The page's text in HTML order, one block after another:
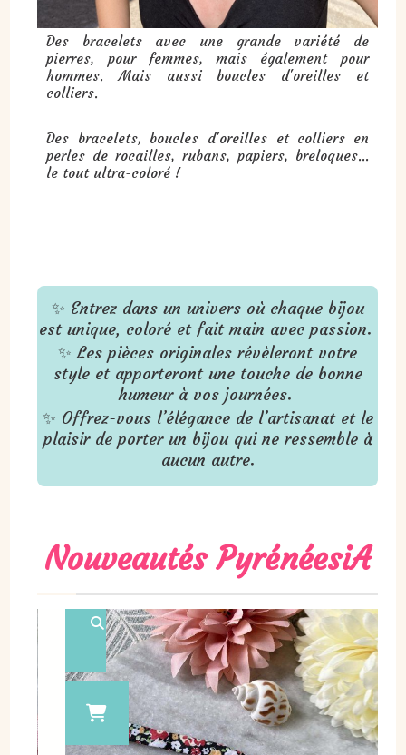
Des bracelets avec une grande variété de
pierres, pour femmes, mais également pour
hommes. Mais aussi boucles d'oreilles et
colliers.
Des bracelets, boucles d'oreilles et colliers en
perles de rocailles, rubans, papiers, breloques...
le tout ultra-coloré !
✨ Entrez dans un univers où chaque bijou
est unique, coloré et fait main avec passion.
✨ Les pièces originales révèleront votre
style et apporteront une touche de bonne
humeur à vos journées.
✨ Offrez-vous l’élégance de l’artisanat et le
plaisir de porter un bijou qui ne ressemble à
aucun autre.
Nouveautés PyrénéesiA